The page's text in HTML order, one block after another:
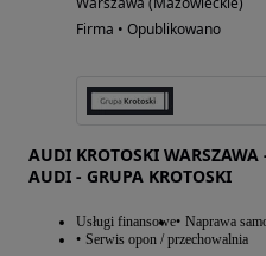
Firma • Opublikowano
AUDI KROTOSKI
AUDI - GRUPA KROTOSKI
Usługi finansowe Naprawa
Serwis opon / przechowalnia